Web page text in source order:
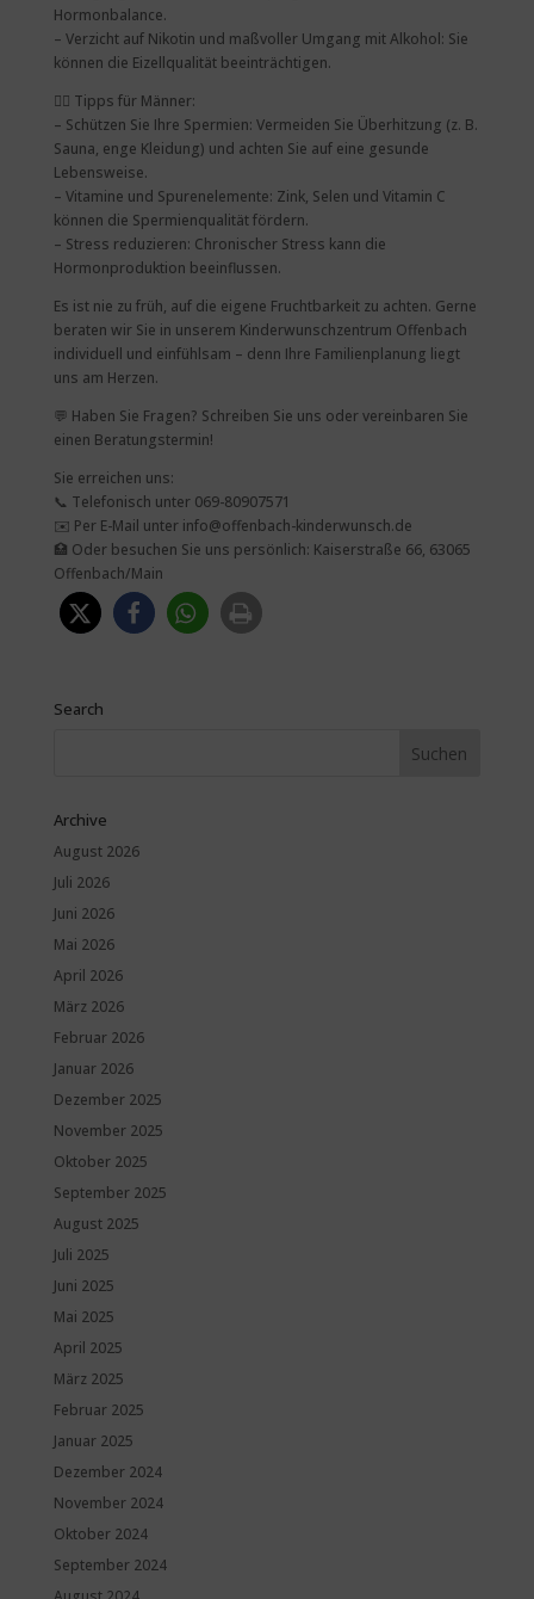
Hormonbalance.
– Verzicht auf Nikotin und maßvoller Umgang mit Alkohol: Sie
können die Eizellqualität beeinträchtigen.
👨‍⚕️ Tipps für Männer:
– Schützen Sie Ihre Spermien: Vermeiden Sie Überhitzung (z. B.
Sauna, enge Kleidung) und achten Sie auf eine gesunde
Lebensweise.
– Vitamine und Spurenelemente: Zink, Selen und Vitamin C
können die Spermienqualität fördern.
– Stress reduzieren: Chronischer Stress kann die
Hormonproduktion beeinflussen.
Es ist nie zu früh, auf die eigene Fruchtbarkeit zu achten. Gerne
beraten wir Sie in unserem Kinderwunschzentrum Offenbach
individuell und einfühlsam – denn Ihre Familienplanung liegt
uns am Herzen.
💬 Haben Sie Fragen? Schreiben Sie uns oder vereinbaren Sie
einen Beratungstermin!
Sie erreichen uns:
📞 Telefonisch unter 069-80907571
✉️ Per E-Mail unter info@offenbach-kinderwunsch.de
🏥 Oder besuchen Sie uns persönlich: Kaiserstraße 66, 63065
Offenbach/Main
Search
Archive
August 2026
Juli 2026
Juni 2026
Mai 2026
April 2026
März 2026
Februar 2026
Januar 2026
Dezember 2025
November 2025
Oktober 2025
September 2025
August 2025
Juli 2025
Juni 2025
Mai 2025
April 2025
März 2025
Februar 2025
Januar 2025
Dezember 2024
November 2024
Oktober 2024
September 2024